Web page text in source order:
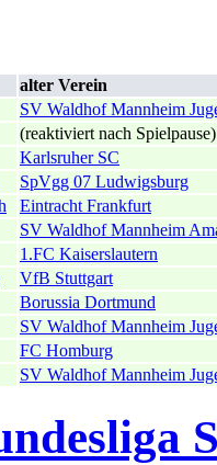
alter Verein
SV Waldhof Mannheim
(reaktiviert nach Spielpause)
Karlsruher SC
SpVgg 07 Ludwigsburg
Eintracht Frankfurt
SV Waldhof Mannheim
1.FC Kaiserslautern
VfB Stuttgart
Borussia Dortmund
SV Waldhof Mannheim
FC Homburg
SV Waldhof Mannheim